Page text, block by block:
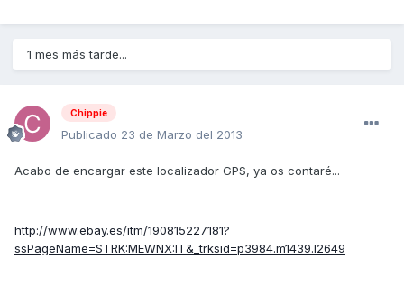
1 mes más tarde...
Chippie
Publicado 23 de Marzo del 2013
Acabo de encargar este localizador GPS, ya os contaré...
http://www.ebay.es/itm/190815227181?
ssPageName=STRK:MEWNX:IT&_trksid=p3984.m1439.l2649